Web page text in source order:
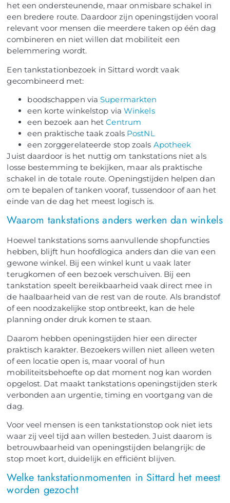
het een ondersteunende, maar onmisbare schakel in
een bredere route. Daardoor zijn openingstijden vooral
relevant voor mensen die meerdere taken op één dag
combineren en niet willen dat mobiliteit een
belemmering wordt.
Een tankstationbezoek in Sittard wordt vaak
gecombineerd met:
boodschappen viaSupermarkten
een korte winkelstop via Winkels
een bezoek aan hetCentrum
een praktische taak zoals PostNL
een zorggerelateerde stop zoals Apotheek
Juist daardoor is het nuttig om tankstations niet als
losse bestemming te bekijken, maar als praktische
schakel in de totale route. Openingstijden helpen dan
om te bepalen of tanken vooraf, tussendoor of aan het
einde van de dag het meest logisch is.
Waarom tankstations anders werken dan winkels
Hoewel tankstations soms aanvullende shopfuncties
hebben, blijft hun hoofdlogica anders dan die van een
gewone winkel. Bij een winkel kunt u vaak later
terugkomen of een bezoek verschuiven. Bij een
tankstation speelt bereikbaarheid vaak direct mee in
de haalbaarheid van de rest van de route. Als brandstof
of een noodzakelijke stop ontbreekt, kan de hele
planning onder druk komen te staan.
Daarom hebben openingstijden hier een directer
praktisch karakter. Bezoekers willen niet alleen weten
of een locatie open is, maar vooral of hun
mobiliteitsbehoefte op dat moment nog kan worden
opgelost. Dat maakt tankstations openingstijden sterk
verbonden aan urgentie, timing en voortgang van de
dag.
Voor veel mensen is een tankstationstop ook niet iets
waar zij veel tijd aan willen besteden. Juist daarom is
betrouwbaarheid van openingstijden belangrijk: de
stop moet kort, duidelijk en efficiënt blijven.
Welke tankstationmomenten in Sittard het meest
worden gezocht